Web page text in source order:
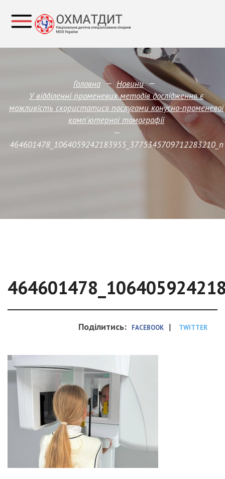
Головна — Новини —
У відділенні променевих методів дослідження є
можливість скористатися послугами конусно-променевої
комп'ютерної томографії
—
464601478_1064059242183955_3775345709712283210_n
Поділитись: FACEBOOK | TWITTER